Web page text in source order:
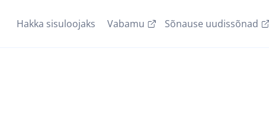
Hakka sisuloojaks Vabamu Sõnause uudissõnad